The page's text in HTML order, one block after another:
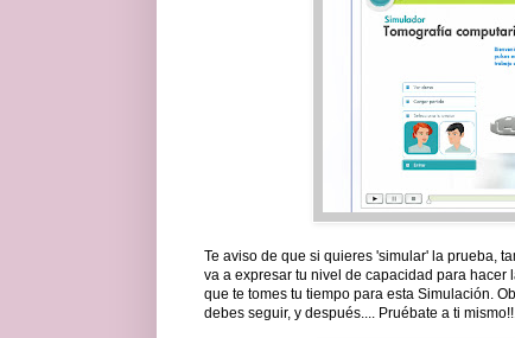
Te aviso de que si quieres 'simular' la prueba,
va a expresar tu nivel de capacidad para
que te tomes tu tiempo para esta Simulación.
debes seguir, y después.... Pruébate a ti